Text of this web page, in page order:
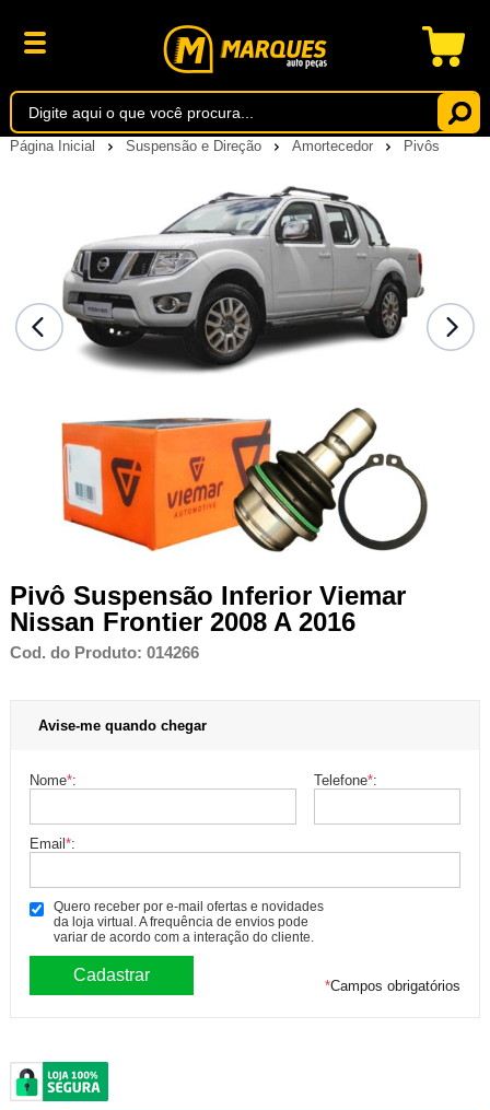
Página Inicial Suspensão e Direção Amortecedor Pivôs
Pivô Suspensão Inferior Viemar
Nissan Frontier 2008 A 2016
Cod. do Produto: 014266
Avise-me quando chegar
Nome*: Telefone*:
Email*:
Quero receber por e-mail ofertas e novidades
da loja virtual. A frequência de envios pode
variar de acordo com a interação do cliente.
*Campos obrigatórios